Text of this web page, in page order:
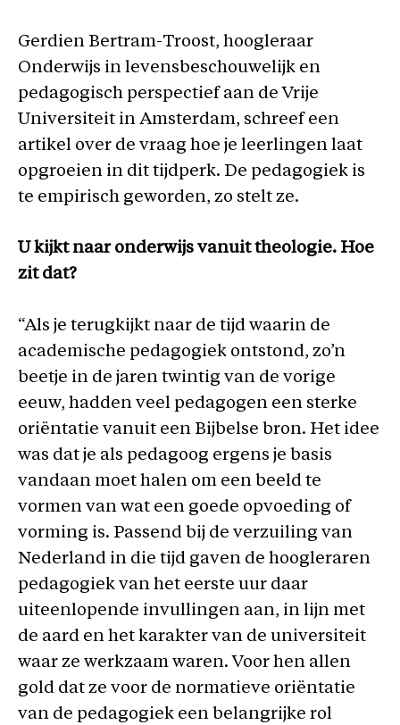
Gerdien Bertram-Troost, hoogleraar
Onderwijs in levensbeschouwelijk en
pedagogisch perspectief aan de Vrije
Universiteit in Amsterdam, schreef een
artikel over de vraag hoe je leerlingen laat
opgroeien in dit tijdperk. De pedagogiek is
te empirisch geworden, zo stelt ze.
U kijkt naar onderwijs vanuit theologie. Hoe
zit dat?
“Als je terugkijkt naar de tijd waarin de
academische pedagogiek ontstond, zo’n
beetje in de jaren twintig van de vorige
eeuw, hadden veel pedagogen een sterke
oriëntatie vanuit een Bijbelse bron. Het idee
was dat je als pedagoog ergens je basis
vandaan moet halen om een beeld te
vormen van wat een goede opvoeding of
vorming is. Passend bij de verzuiling van
Nederland in die tijd gaven de hoogleraren
pedagogiek van het eerste uur daar
uiteenlopende invullingen aan, in lijn met
de aard en het karakter van de universiteit
waar ze werkzaam waren. Voor hen allen
gold dat ze voor de normatieve oriëntatie
van de pedagogiek een belangrijke rol